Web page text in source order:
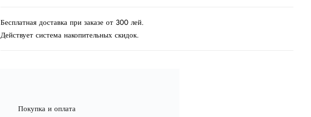
Бесплатная доставка при заказе от 300 лей.
Действует система накопительных скидок.
Покупка и оплата